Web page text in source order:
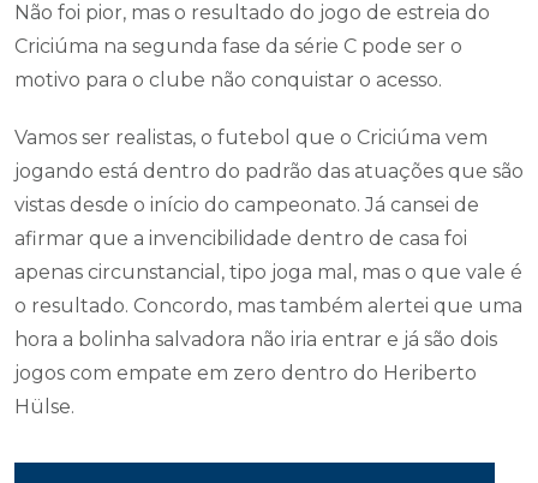
Não foi pior, mas o resultado do jogo de estreia do
Criciúma na segunda fase da série C pode ser o
motivo para o clube não conquistar o acesso.
Vamos ser realistas, o futebol que o Criciúma vem
jogando está dentro do padrão das atuações que são
vistas desde o início do campeonato. Já cansei de
afirmar que a invencibilidade dentro de casa foi
apenas circunstancial, tipo joga mal, mas o que vale é
o resultado. Concordo, mas também alertei que uma
hora a bolinha salvadora não iria entrar e já são dois
jogos com empate em zero dentro do Heriberto
Hülse.